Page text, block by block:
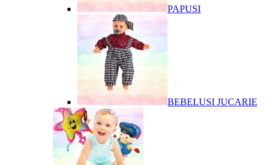
PAPUSI
BEBELUSI JUCARIE